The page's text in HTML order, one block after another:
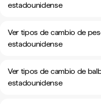
estadounidense
Ver tipos de cambio de
estadounidense
Ver tipos de cambio de
estadounidense